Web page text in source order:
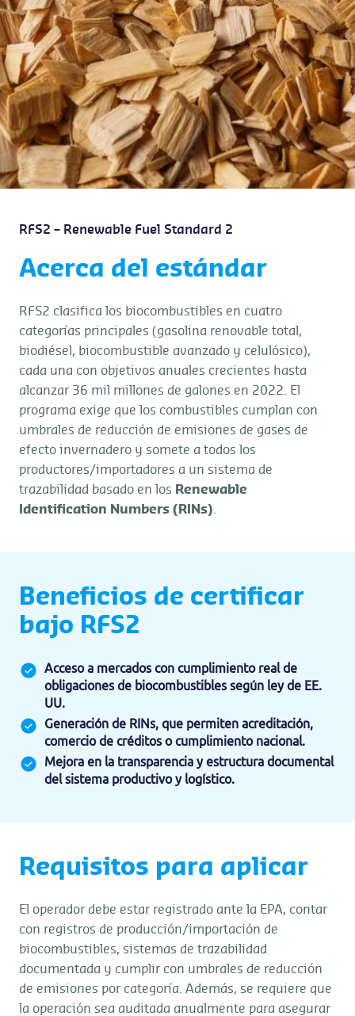
RFS2 – Renewable Fuel Standard 2
Acerca del estándar
RFS2 clasifica los biocombustibles en cuatro
categorías principales (gasolina renovable total,
biodiésel, biocombustible avanzado y celulósico),
cada una con objetivos anuales crecientes hasta
alcanzar 36 mil millones de galones en 2022. El
programa exige que los combustibles cumplan con
umbrales de reducción de emisiones de gases de
efecto invernadero y somete a todos los
productores/importadores a un sistema de
trazabilidad basado en los Renewable
Identification Numbers (RINs)
Beneficios de certificar
bajo RFS2
Acceso a mercados con cumplimiento real de
obligaciones de biocombustibles según ley de EE.
UU.
Generación de RINs, que permiten acreditación,
comercio de créditos o cumplimiento nacional.
Mejora en la transparencia y estructura documental
del sistema productivo y logístico.
Requisitos para aplicar
El operador debe estar registrado ante la EPA, contar
con registros de producción/importación de
biocombustibles, sistemas de trazabilidad
documentada y cumplir con umbrales de reducción
de emisiones por categoría. Además, se requiere que
la operación sea auditada anualmente para asegurar